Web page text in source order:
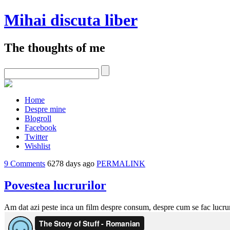
Mihai discuta liber
The thoughts of me
Home
Despre mine
Blogroll
Facebook
Twitter
Wishlist
9 Comments 6278 days ago PERMALINK
Povestea lucrurilor
Am dat azi peste inca un film despre consum, despre cum se fac